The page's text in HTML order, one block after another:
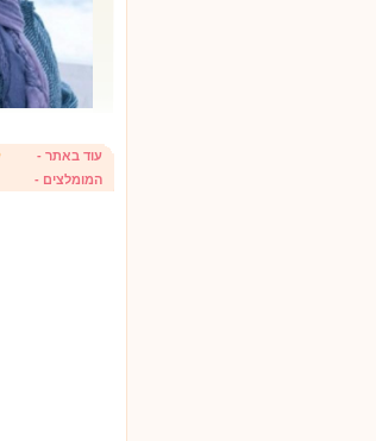
עוד באתר -
המומלצים -